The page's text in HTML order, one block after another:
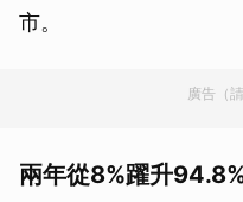
市。
廣告（
兩年從8%躍升